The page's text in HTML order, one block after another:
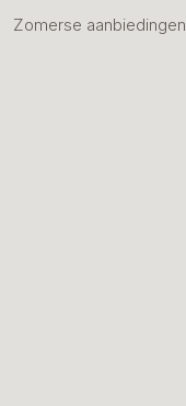
Zomerse aanbiedingen